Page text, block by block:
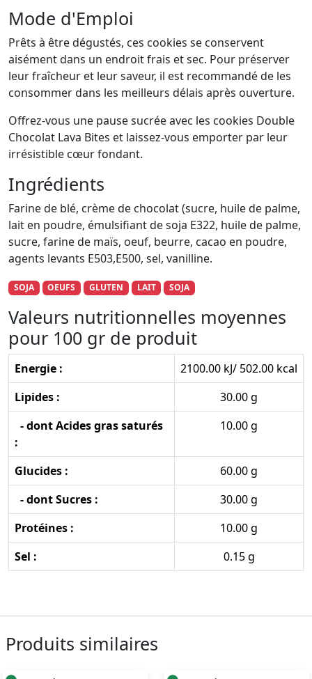
Mode d'Emploi
Prêts à être dégustés, ces cookies se conservent
aisément dans un endroit frais et sec. Pour préserver
leur fraîcheur et leur saveur, il est recommandé de les
consommer dans les meilleurs délais après ouverture.
Offrez-vous une pause sucrée avec les cookies Double
Chocolat Lava Bites et laissez-vous emporter par leur
irrésistible cœur fondant.
Ingrédients
Farine de blé, crème de chocolat (sucre, huile de palme,
lait en poudre, émulsifiant de soja E322, huile de palme,
sucre, farine de maïs, oeuf, beurre, cacao en poudre,
agents levants E503,E500, sel, vanilline.
SOJA OEUFS GLUTEN LAIT SOJA
Valeurs nutritionnelles moyennes
pour 100 gr de produit
Energie :
2100.00 kJ/ 502.00 kcal
Lipides :
30.00 g
- dont Acides gras saturés
:
10.00 g
Glucides :
60.00 g
- dont Sucres :
30.00 g
Protéines :
10.00 g
Sel :
0.15 g
Produits similaires